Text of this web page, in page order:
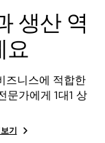
생산 역
요
즈니스에 적합한
문가에게 1대1 상
기